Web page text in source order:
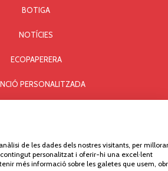
BOTIGA
NOTÍCIES
ECOPAPERERA
PERSONALITZADA
S.L. © Copyright - All rights reserved. Carrer Can
- 17005 GIRONA - Tel. 972 406 301 - Fax 972 405 930
de les dades dels nostres visitants, per
personalitzat i oferir-hi una excel·lent
més informació sobre les galetes que usem,